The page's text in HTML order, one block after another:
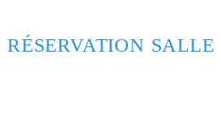
RÉSERVATION SALLE